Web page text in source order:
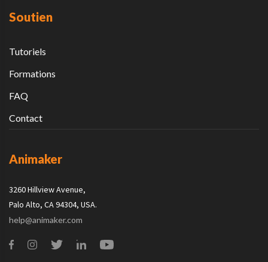
Soutien
Tutoriels
Formations
FAQ
Contact
Animaker
3260 Hillview Avenue,
Palo Alto, CA 94304, USA.
help@animaker.com